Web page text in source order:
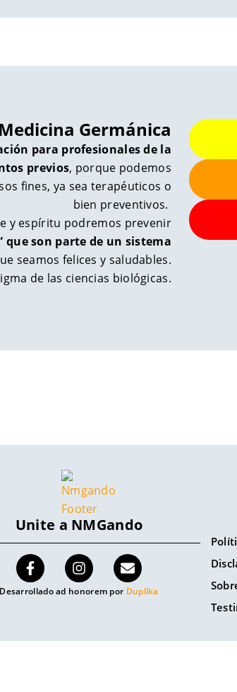
Germánica
para profesionales de la
previos, porque podemos
fines, ya sea terapéuticos o
bien preventivos.
y espíritu podremos prevenir
que son parte de un sistema
seamos felices y saludables.
de las ciencias biológicas.
Unite a NMGando
Desarrollado ad honorem por Duplika